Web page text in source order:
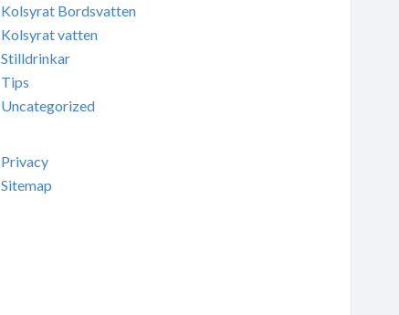
Kolsyrat Bordsvatten
Kolsyrat vatten
Stilldrinkar
Tips
Uncategorized
Privacy
Sitemap